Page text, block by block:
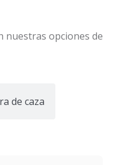
nuestras opciones de
de caza